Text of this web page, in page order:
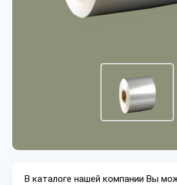
В каталоге нашей компании Вы